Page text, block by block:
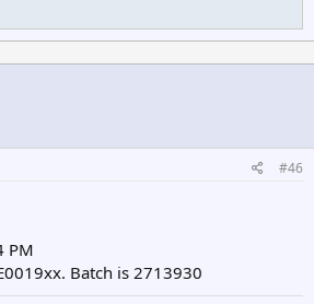
#46
PM
Batch is 2713930